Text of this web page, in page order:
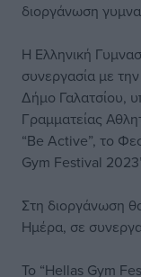
διοργάνωση
Η Ελληνική
συνεργασία με
Δήμο Γαλατσίου,
Γραμματείας
“Be Active”, το
Gym Festival
Στη διοργάνωση
Ημέρα, σε
Το “Hellas Gym